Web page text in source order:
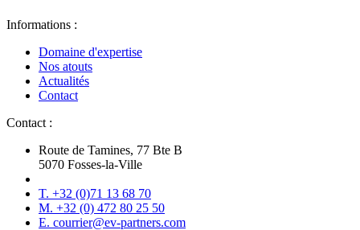
Informations :
Domaine d'expertise
Nos atouts
Actualités
Contact
Contact :
Route de Tamines, 77 Bte B
5070 Fosses-la-Ville
T. +32 (0)71 13 68 70
M. +32 (0) 472 80 25 50
E. courrier@ev-partners.com